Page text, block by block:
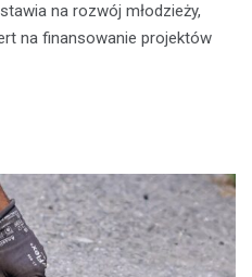
na rozwój młodzieży,
na finansowanie projektów